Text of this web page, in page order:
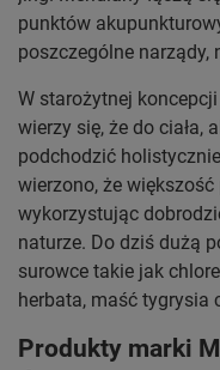
punktów
poszczególne narządy,
W starożytnej
wierzy się, że do ciała,
podchodzić
wierzono, że
wykorzystując
naturze. Do dziś dużą
surowce takie jak
herbata, maść tygrysia
Produkty marki